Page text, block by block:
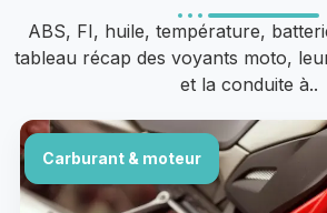
ABS, FI, huile, température,
tableau récap des voyants moto,
et la conduite à..
Carburant & moteur